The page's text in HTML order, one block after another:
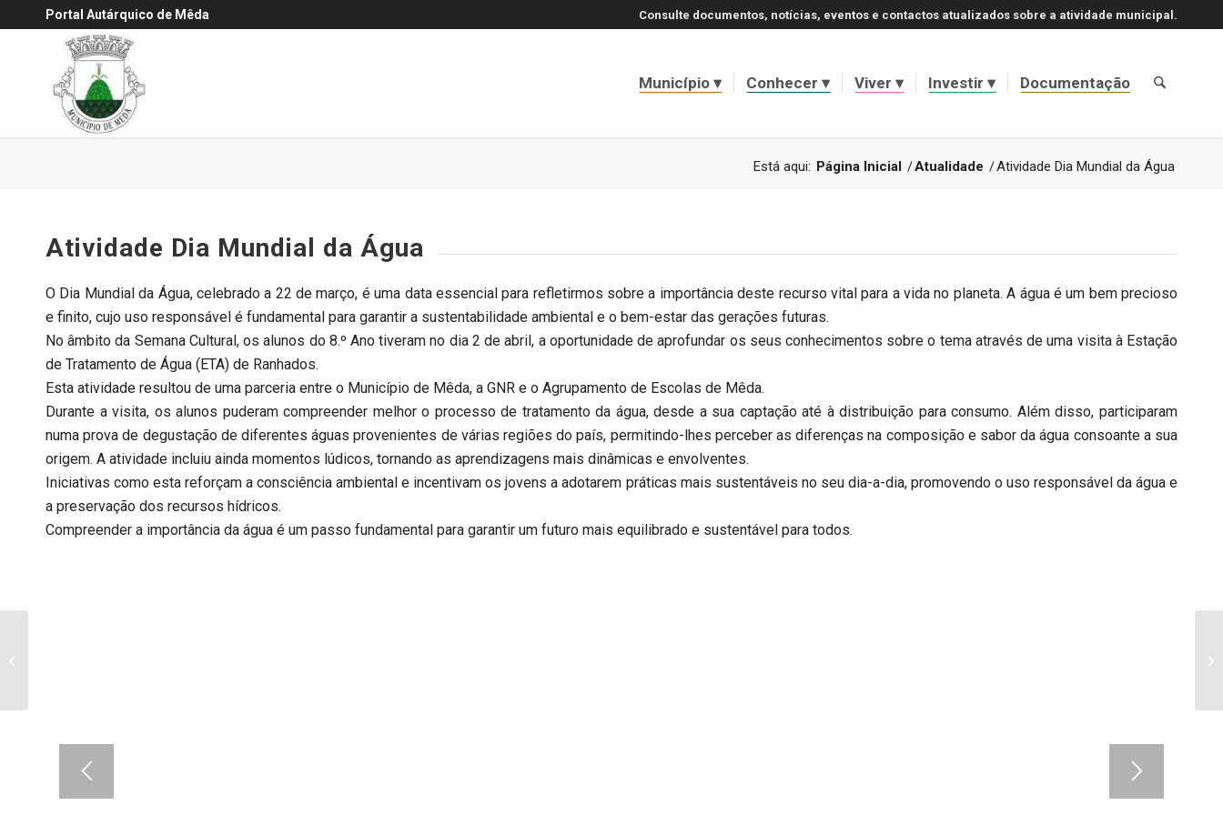
Portal Autárquico de Mêda Consulte documentos, notícias, eventos e contactos atualizados sobre a atividade municipal.
Município Conhecer Viver Investir Documentação
Está aqui: Página Inicial /Atualidade /Atividade Dia Mundial da Água
Atividade Dia Mundial da Água
O Dia Mundial da Água, celebrado a 22 de março, é uma data essencial para refletirmos sobre a importância deste recurso vital para a vida no planeta. A água é um bem precioso
e finito, cujo uso responsável é fundamental para garantir a sustentabilidade ambiental e o bem-estar das gerações futuras.
No âmbito da Semana Cultural, os alunos do 8.º Ano tiveram no dia 2 de abril, a oportunidade de aprofundar os seus conhecimentos sobre o tema através de uma visita à Estação
de Tratamento de Água (ETA) de Ranhados.
Esta atividade resultou de uma parceria entre o Município de Mêda, a GNR e o Agrupamento de Escolas de Mêda.
Durante a visita, os alunos puderam compreender melhor o processo de tratamento da água, desde a sua captação até à distribuição para consumo. Além disso, participaram
numa prova de degustação de diferentes águas provenientes de várias regiões do país, permitindo-lhes perceber as diferenças na composição e sabor da água consoante a sua
origem. A atividade incluiu ainda momentos lúdicos, tornando as aprendizagens mais dinâmicas e envolventes.
Iniciativas como esta reforçam a consciência ambiental e incentivam os jovens a adotarem práticas mais sustentáveis no seu dia-a-dia, promovendo o uso responsável da água e
a preservação dos recursos hídricos.
Compreender a importância da água é um passo fundamental para garantir um futuro mais equilibrado e sustentável para todos.